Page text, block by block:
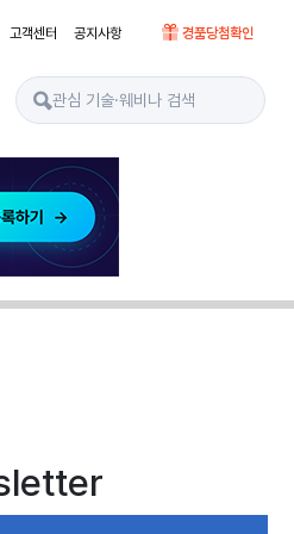
고객센터 공지사항 경품당첨확인